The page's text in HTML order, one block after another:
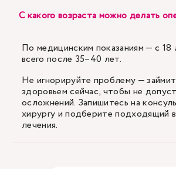
С какого возраста можно делать
По медицинским показаниям — с 18
всего после 35–40 лет.
Не игнорируйте проблему —
здоровьем сейчас, чтобы не
осложнений. Запишитесь на
хирургу и подберите подходящий
лечения.